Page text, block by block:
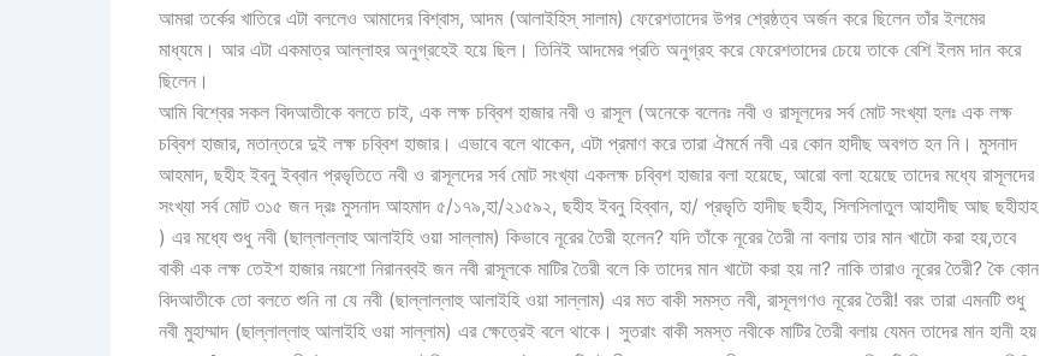
আমরা তর্কের খাতিরে এটা বললেও আমাদের বিশ্বাস, আদম (আলাইহিস্ সালাম) ফেরেশতাদের উপর শ্রেষ্ঠত্ব অর্জন করে ছিলেন তাঁর ইলমের
মাধ্যমে। আর এটা একমাত্র আল্লাহর অনুগ্রহেই হয়ে ছিল। তিনিই আদমের প্রতি অনুগ্রহ করে ফেরেশতাদের চেয়ে তাকে বেশি ইলম দান করে
ছিলেন।
আমি বিশ্বের সকল বিদআতীকে বলতে চাই, এক লক্ষ চব্বিশ হাজার নবী ও রাসূল (অনেকে বলেনঃ নবী ও রাসূলদের সর্ব মোট সংখ্যা হলঃ এক লক্ষ
চব্বিশ হাজার, মতান্তরে দুই লক্ষ চব্বিশ হাজার। এভাবে বলে থাকেন, এটা প্রমাণ করে তারা ঐমর্মে নবী এর কোন হাদীছ অবগত হন নি। মুসনাদ
আহমাদ, ছহীহ ইবনু ইব্বান প্রভৃতিতে নবী ও রাসূলদের সর্ব মোট সংখ্যা একলক্ষ চব্বিশ হাজার বলা হয়েছে, আরো বলা হয়েছে তাদের মধ্যে রাসূলদের
সংখ্যা সর্ব মোট ৩১৫ জন দ্রঃ মুসনাদ আহমাদ ৫/১৭৯,হা/২১৫৯২, ছহীহ ইবনু হিব্বান, হা/ প্রভৃতি হাদীছ ছহীহ, সিলসিলাতুল আহাদীছ আছ ছহীহাহ
) এর মধ্যে শুধু নবী (ছাল্লাল্লাহু আলাইহি ওয়া সাল্লাম) কিভাবে নূরের তৈরী হলেন? যদি তাঁকে নূরের তৈরী না বলায় তার মান খাটো করা হয়,তবে
বাকী এক লক্ষ তেইশ হাজার নয়শো নিরানব্বই জন নবী রাসূলকে মাটির তৈরী বলে কি তাদের মান খাটো করা হয় না? নাকি তারাও নূরের তৈরী? কৈ কোন
বিদআতীকে তো বলতে শুনি না যে নবী (ছাল্লাল্লাহু আলাইহি ওয়া সাল্লাম) এর মত বাকী সমস্ত নবী, রাসূলগণও নূরের তৈরী! বরং তারা এমনটি শুধু
নবী মুহাম্মাদ (ছাল্লাল্লাহু আলাইহি ওয়া সাল্লাম) এর ক্ষেত্রেই বলে থাকে। সুতরাং বাকী সমস্ত নবীকে মাটির তৈরী বলায় যেমন তাদের মান হানী হয়